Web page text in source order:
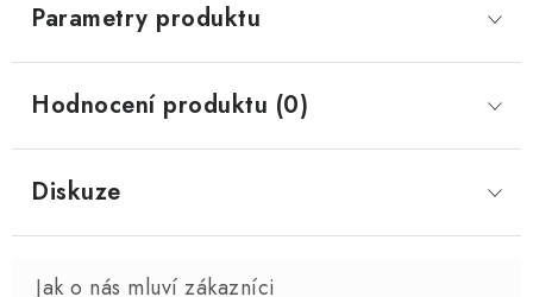
Parametry produktu
Hodnocení produktu (0)
Diskuze